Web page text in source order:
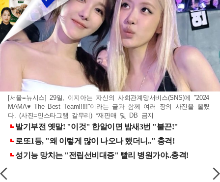
[서울=뉴시스] 29일, 이지아는 자신의 사회관계망서비스(SNS)에 "2024
MAMA♥ The Best Team!!!!!"이라는 글과 함께 여러 장의 사진을 올렸
다. (사진=인스타그램 갈무리) *재판매 및 DB 금지